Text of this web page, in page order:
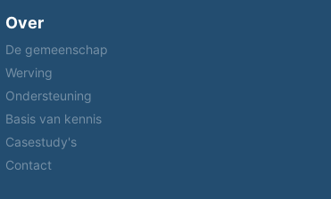
Over
De gemeenschap
Werving
Ondersteuning
Basis van kennis
Casestudy's
Contact